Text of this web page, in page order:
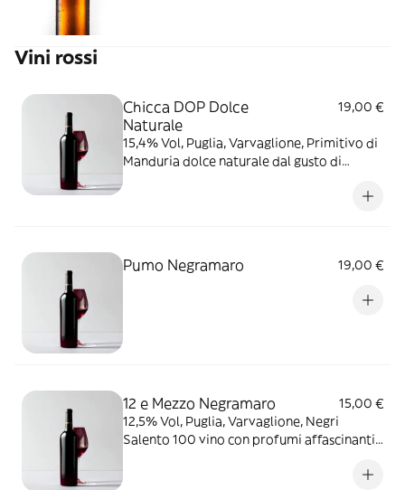
Vini rossi
Chicca DOP Dolce
Naturale
19,00 €
15,4% Vol, Puglia, Varvaglione, Primitivo di
Manduria dolce naturale dal gusto di
sposta con dolci e formaggi stagionati, è
Pumo Negramaro 19,00 €
12 e Mezzo Negramaro
15,00 €
12,5% Vol, Puglia, Varvaglione, Negri
Salento 100 vino con profumi affascinanti
lunga persistenza, dal sapore vellutato e